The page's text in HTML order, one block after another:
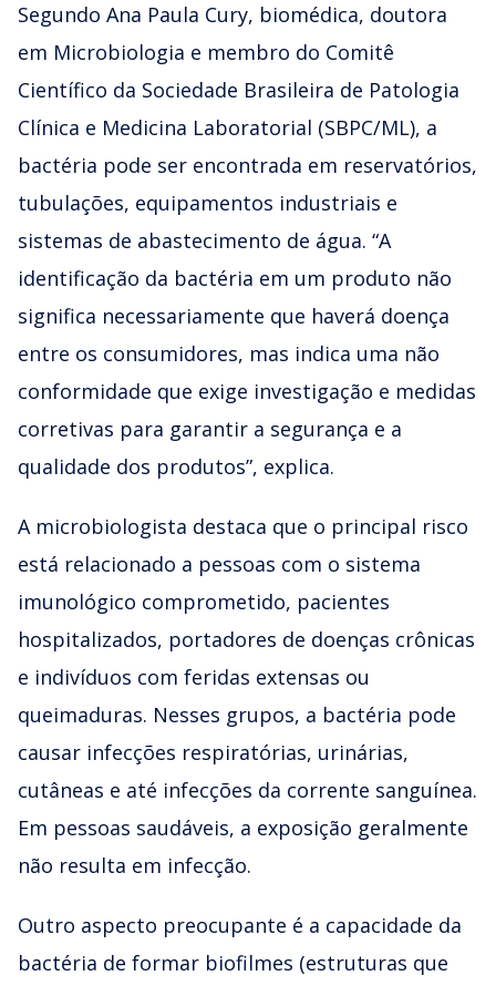
Segundo Ana Paula Cury, biomédica, doutora
em Microbiologia e membro do Comitê
Científico da Sociedade Brasileira de Patologia
Clínica e Medicina Laboratorial (SBPC/ML), a
bactéria pode ser encontrada em reservatórios,
tubulações, equipamentos industriais e
sistemas de abastecimento de água. “A
identificação da bactéria em um produto não
significa necessariamente que haverá doença
entre os consumidores, mas indica uma não
conformidade que exige investigação e medidas
corretivas para garantir a segurança e a
qualidade dos produtos”, explica.
A microbiologista destaca que o principal risco
está relacionado a pessoas com o sistema
imunológico comprometido, pacientes
hospitalizados, portadores de doenças crônicas
e indivíduos com feridas extensas ou
queimaduras. Nesses grupos, a bactéria pode
causar infecções respiratórias, urinárias,
cutâneas e até infecções da corrente sanguínea.
Em pessoas saudáveis, a exposição geralmente
não resulta em infecção.
Outro aspecto preocupante é a capacidade da
bactéria de formar biofilmes (estruturas que